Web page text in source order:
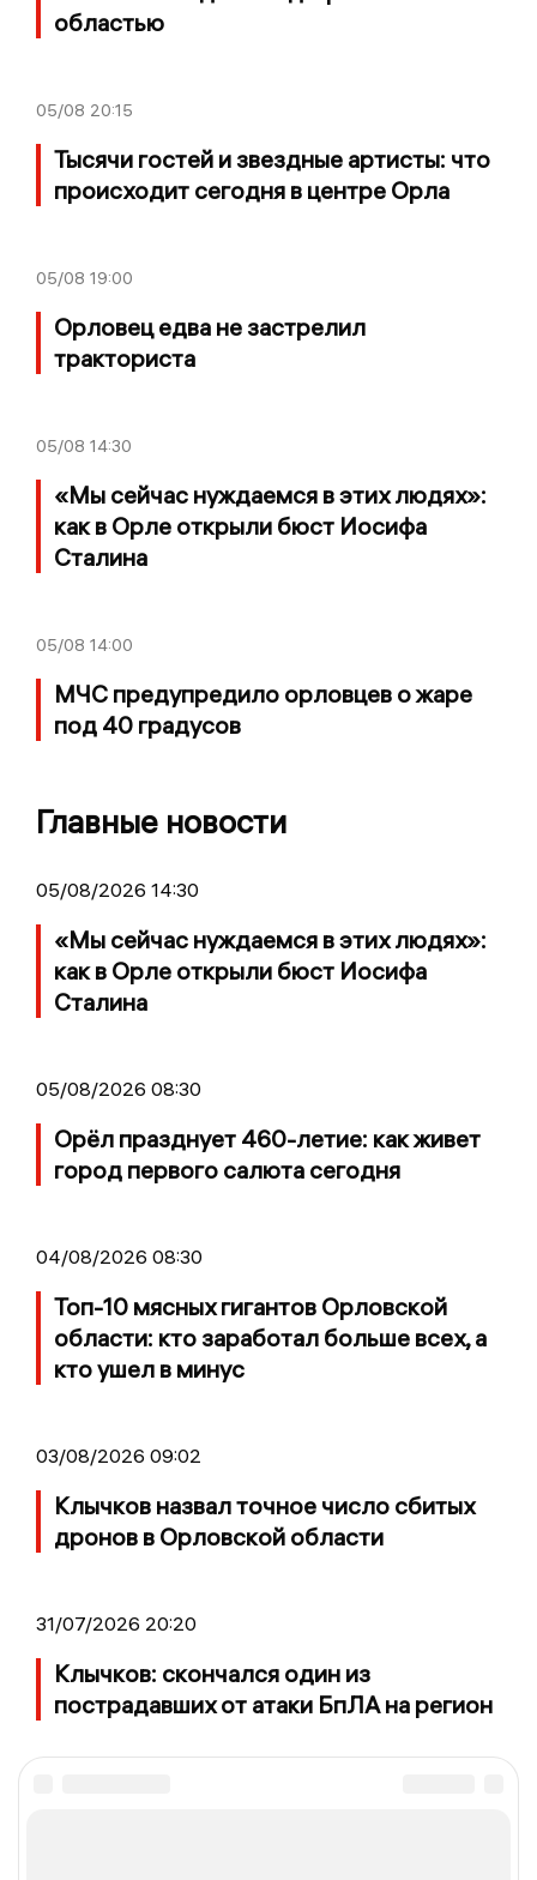
областью
05/08 20:15
Тысячи гостей и звездные артисты: что
происходит сегодня в центре Орла
05/08 19:00
Орловец едва не застрелил
тракториста
05/08 14:30
«Мы сейчас нуждаемся в этих людях»:
как в Орле открыли бюст Иосифа
Сталина
05/08 14:00
МЧС предупредило орловцев о жаре
под 40 градусов
Главные новости
05/08/2026 14:30
«Мы сейчас нуждаемся в этих людях»:
как в Орле открыли бюст Иосифа
Сталина
05/08/2026 08:30
Орёл празднует 460-летие: как живет
город первого салюта сегодня
04/08/2026 08:30
Топ-10 мясных гигантов Орловской
области: кто заработал больше всех, а
кто ушел в минус
03/08/2026 09:02
Клычков назвал точное число сбитых
дронов в Орловской области
31/07/2026 20:20
Клычков: скончался один из
пострадавших от атаки БпЛА на регион